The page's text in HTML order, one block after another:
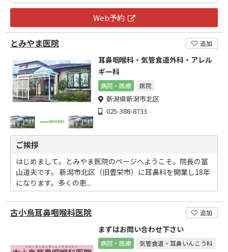
Web予約
とみやま医院 追加
耳鼻咽喉科・気管食道外科・アレル
ギー科
病院・医療 医院
新潟県新潟市北区
025-388-8733
ご挨拶
はじめまして。とみやま医院のページへようこそ。院長の冨
山道夫です。 新潟市北区（旧豊栄市）に耳鼻科を開業し18年
になります。多くの患...
古小烏耳鼻咽喉科医院 追加
まずはお問い合わせ下さい
病院・医療 気管食道・耳鼻いんこう科